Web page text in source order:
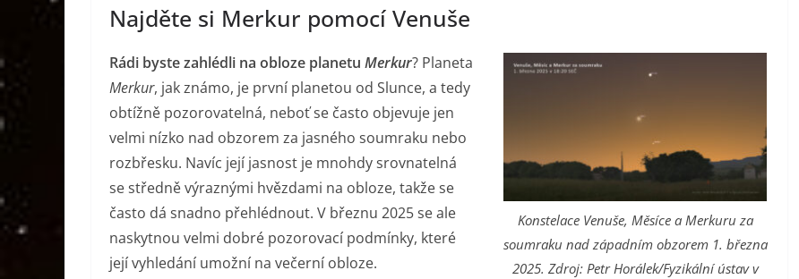
Najděte si Merkur pomocí Venuše
Konstelace Venuše, Měsíce a Merkuru za
soumraku nad západním obzorem 1. března
2025. Zdroj: Petr Horálek/Fyzikální ústav v
Rádi byste zahlédli na obloze planetu Merkur? Planeta
Merkur, jak známo, je první planetou od Slunce, a tedy
obtížně pozorovatelná, neboť se často objevuje jen
velmi nízko nad obzorem za jasného soumraku nebo
rozbřesku. Navíc její jasnost je mnohdy srovnatelná
se středně výraznými hvězdami na obloze, takže se
často dá snadno přehlédnout. V březnu 2025 se ale
naskytnou velmi dobré pozorovací podmínky, které
její vyhledání umožní na večerní obloze.